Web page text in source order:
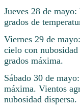
Jueves 28 de
grados de
Viernes 29 de
cielo con
grados máxima.
Sábado 30 de
máxima. Vientos
nubosidad dispersa.